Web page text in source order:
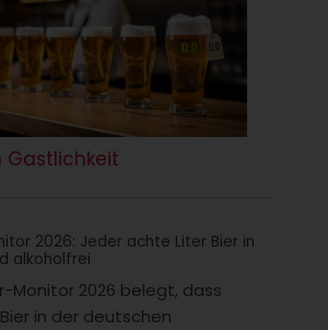
Gastlichkeit
2026: Jeder achte Liter Bier in
alkoholfrei
Monitor 2026 belegt, dass
in der deutschen